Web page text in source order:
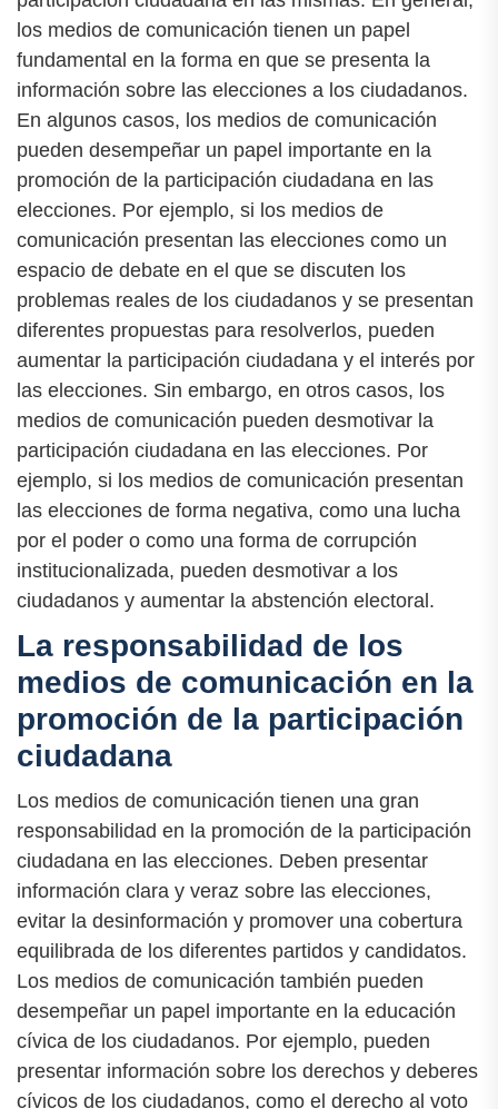
los medios de comunicación tienen un papel
fundamental en la forma en que se presenta la
información sobre las elecciones a los ciudadanos.
En algunos casos, los medios de comunicación
pueden desempeñar un papel importante en la
promoción de la participación ciudadana en las
elecciones. Por ejemplo, si los medios de
comunicación presentan las elecciones como un
espacio de debate en el que se discuten los
problemas reales de los ciudadanos y se presentan
diferentes propuestas para resolverlos, pueden
aumentar la participación ciudadana y el interés por
las elecciones. Sin embargo, en otros casos, los
medios de comunicación pueden desmotivar la
participación ciudadana en las elecciones. Por
ejemplo, si los medios de comunicación presentan
las elecciones de forma negativa, como una lucha
por el poder o como una forma de corrupción
institucionalizada, pueden desmotivar a los
ciudadanos y aumentar la abstención electoral.
La responsabilidad de los
medios de comunicación en la
promoción de la participación
ciudadana
Los medios de comunicación tienen una gran
responsabilidad en la promoción de la participación
ciudadana en las elecciones. Deben presentar
información clara y veraz sobre las elecciones,
evitar la desinformación y promover una cobertura
equilibrada de los diferentes partidos y candidatos.
Los medios de comunicación también pueden
desempeñar un papel importante en la educación
cívica de los ciudadanos. Por ejemplo, pueden
presentar información sobre los derechos y deberes
cívicos de los ciudadanos, como el derecho al voto